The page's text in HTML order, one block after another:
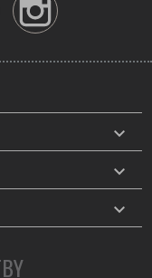
Instagram


